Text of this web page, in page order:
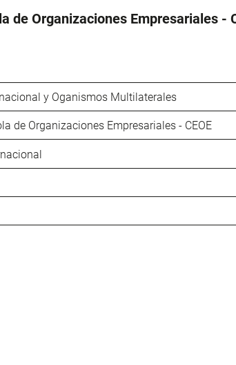
de Organizaciones Empresariales -
y Oganismos Multilaterales
de Organizaciones Empresariales - CEOE